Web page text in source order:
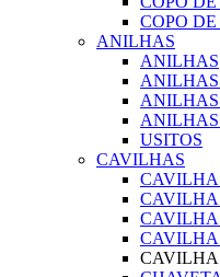
COPO
ANILHAS
ANILHAS
ANILHAS
USITOS
CAVILHAS
CAVILHA
CAVILHA